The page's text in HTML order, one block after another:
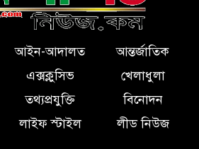
আইন-আদালত
আন্তর্জাতিক
এক্সক্লুসিভ
খেলাধুলা
তথ্যপ্রযুক্তি
বিনোদন
লাইফ স্টাইল লীড নিউজ